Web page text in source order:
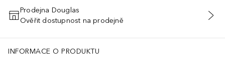
PŘIDAT DO KOŠÍKU
Prodejna Douglas
Ověřit dostupnost na prodejně
INFORMACE O PRODUKTU